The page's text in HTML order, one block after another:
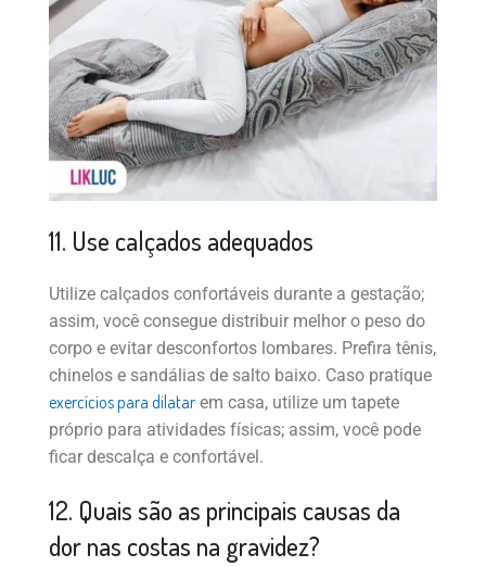
11. Use calçados adequados
Utilize calçados confortáveis durante a gestação;
assim, você consegue distribuir melhor o peso do
corpo e evitar desconfortos lombares. Prefira tênis,
chinelos e sandálias de salto baixo. Caso pratique
exercícios para dilatar em casa, utilize um tapete
próprio para atividades físicas; assim, você pode
ficar descalça e confortável.
12. Quais são as principais causas da
dor nas costas na gravidez?